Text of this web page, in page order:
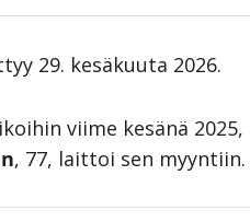
29. kesäkuuta 2026.
viime kesänä
, 77, laittoi sen myyntiin.